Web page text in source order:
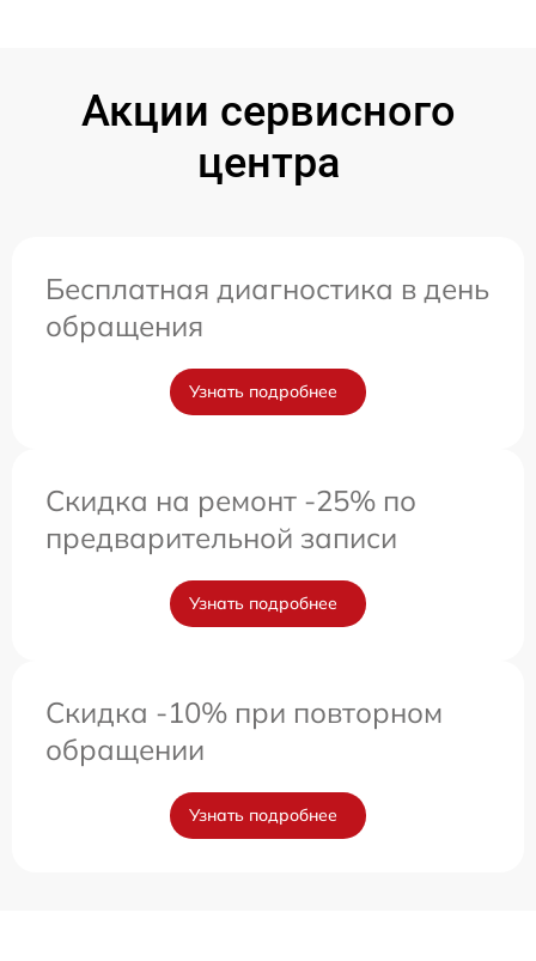
Акции сервисного
центра
Бесплатная диагностика в день
обращения
Узнать подробнее
Скидка на ремонт -25% по
предварительной записи
Узнать подробнее
Скидка -10% при повторном
обращении
Узнать подробнее